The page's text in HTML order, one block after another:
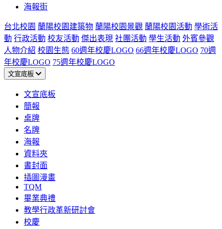
海報街
台北校園 蘭陽校園建築物 蘭陽校園景觀 蘭陽校園活動 學術活
動 行政活動 校友活動 傑出表現 社團活動 學生活動 外賓參觀
人物介紹 校園生態 60週年校慶LOGO 66週年校慶LOGO 70週
年校慶LOGO 75週年校慶LOGO
文宣底板
文宣底板
簡報
桌牌
名牌
海報
資料夾
書封面
插圖漫畫
TQM
畢業典禮
教學行政革新研討會
校慶